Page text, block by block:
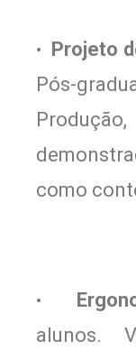
•
Projeto
Pós-
como
•
alunos.